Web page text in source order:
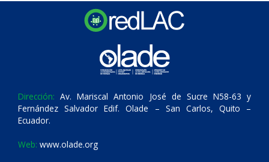
Dirección: Av. Mariscal Antonio José de Sucre N58-63 y
Fernández Salvador Edif. Olade – San Carlos, Quito –
Ecuador.
Web: www.olade.org